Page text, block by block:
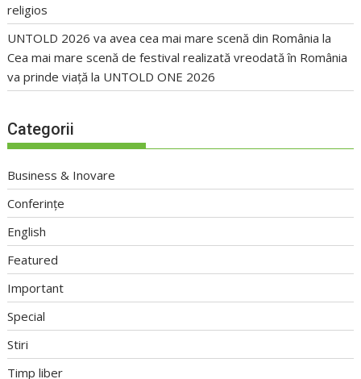
religios
UNTOLD 2026 va avea cea mai mare scenă din România la
Cea mai mare scenă de festival realizată vreodată în România
va prinde viață la UNTOLD ONE 2026
Categorii
Business & Inovare
Conferințe
English
Featured
Important
Special
Stiri
Timp liber